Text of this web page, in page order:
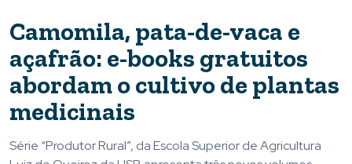
Camomila, pata-de-vaca e
açafrão: e-books gratuitos
abordam o cultivo de plantas
medicinais
Série “Produtor Rural”, da Escola Superior de Agricultura